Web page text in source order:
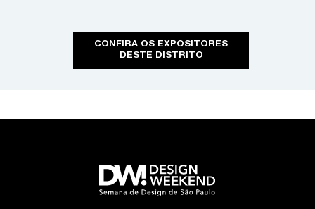
CONFIRA OS EXPOSITORES
DESTE DISTRITO